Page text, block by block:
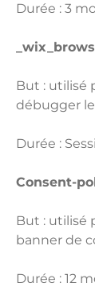
Durée : 3
But : utilisé
débugger
Durée :
Consent-
But : utilisé
banner de
Durée : 12